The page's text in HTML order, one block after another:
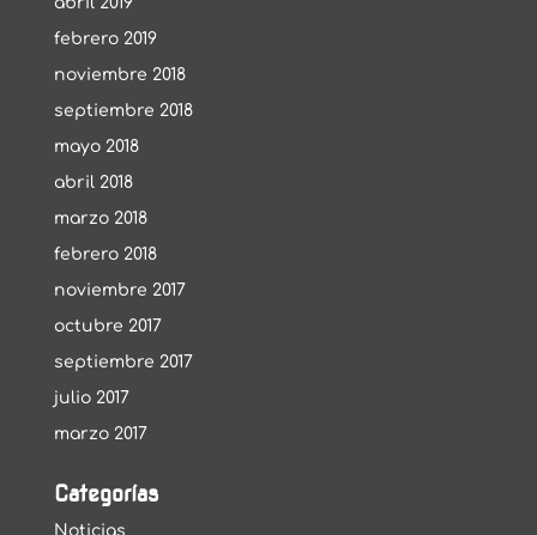
febrero 2019
noviembre 2018
septiembre 2018
mayo 2018
abril 2018
marzo 2018
febrero 2018
noviembre 2017
octubre 2017
septiembre 2017
julio 2017
marzo 2017
Categorías
Noticias